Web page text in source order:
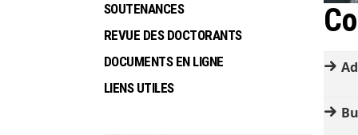
SOUTENANCES
REVUE DES DOCTORANTS
DOCUMENTS EN LIGNE
LIENS UTILES